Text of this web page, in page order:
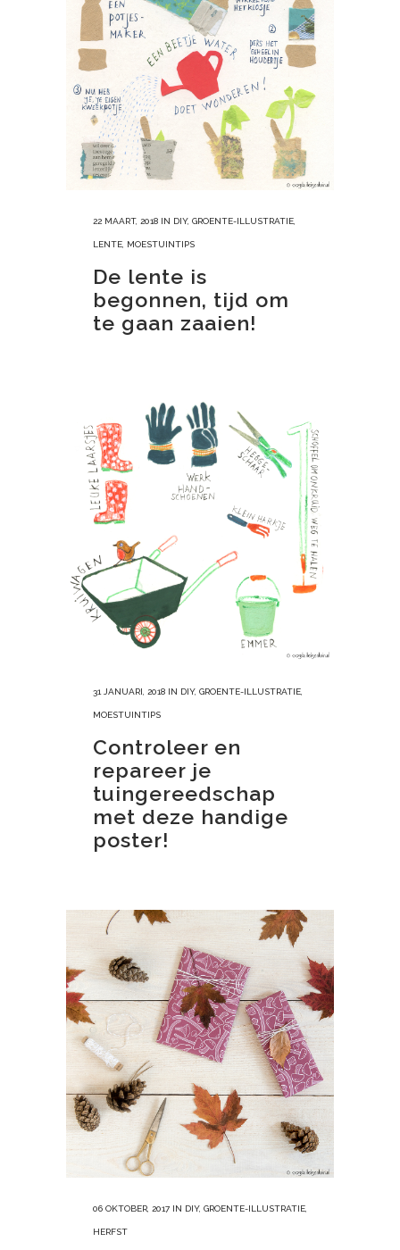
22 MAART, 2018 IN DIY, GROENTE-ILLUSTRATIE
LENTE MOESTUINTIPS
De lente is
begonnen, tijd om
te gaan zaaien!
31 JANUARI, 2018 IN DIY, GROENTE-ILLUSTRATIE
MOESTUINTIPS
Controleer en
repareer je
tuingereedschap
met deze handige
poster!
06 OKTOBER, 2017 IN DIY, GROENTE-ILLUSTRATIE
HERFST